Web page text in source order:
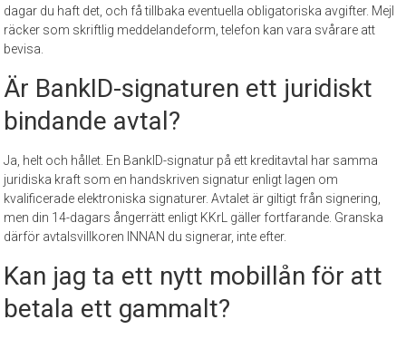
dagar du haft det, och få tillbaka eventuella obligatoriska avgifter. Mejl
räcker som skriftlig meddelandeform, telefon kan vara svårare att
bevisa.
Är BankID-signaturen ett juridiskt
bindande avtal?
Ja, helt och hållet. En BankID-signatur på ett kreditavtal har samma
juridiska kraft som en handskriven signatur enligt lagen om
kvalificerade elektroniska signaturer. Avtalet är giltigt från signering,
men din 14-dagars ångerrätt enligt KKrL gäller fortfarande. Granska
därför avtalsvillkoren INNAN du signerar, inte efter.
Kan jag ta ett nytt mobillån för att
betala ett gammalt?